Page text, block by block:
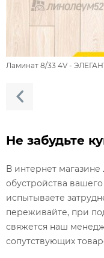
Не забудьте
В интернет
обустройства
испытываете
переживайте, при
свяжется наш
сопутствующих